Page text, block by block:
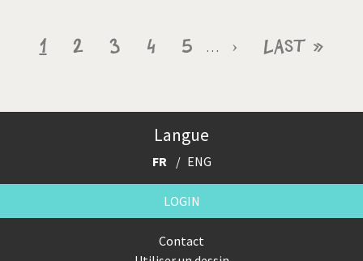
Pagination
Page
1 Page
2 Page
3 Page
4 Page
5 …
Page
›
Dernière
Last »
Langue
FR ENG
LOGIN
Contact